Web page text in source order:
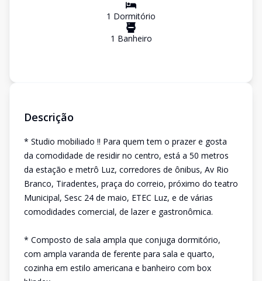
1 Dormitório
1 Banheiro
Descrição
* Studio mobiliado !! Para quem tem o prazer e gosta
da comodidade de residir no centro, está a 50 metros
da estação e metrô Luz, corredores de ônibus, Av Rio
Branco, Tiradentes, praça do correio, próximo do teatro
Municipal, Sesc 24 de maio, ETEC Luz, e de várias
comodidades comercial, de lazer e gastronômica.
* Composto de sala ampla que conjuga dormitório,
com ampla varanda de ferente para sala e quarto,
cozinha em estilo americana e banheiro com box